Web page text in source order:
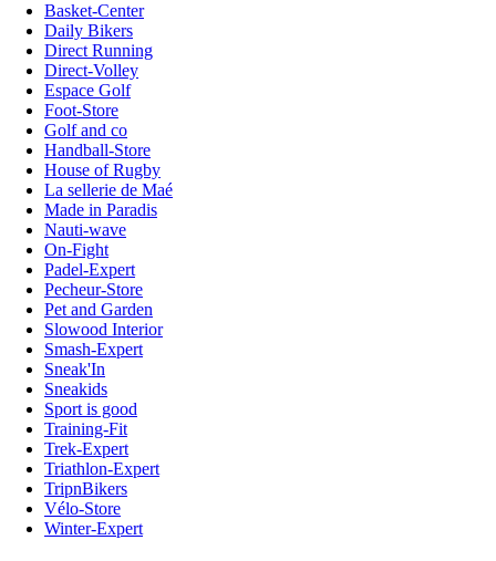
Basket-Center
Daily Bikers
Direct Running
Direct-Volley
Espace Golf
Foot-Store
Golf and co
Handball-Store
House of Rugby
La sellerie de Maé
Made in Paradis
Nauti-wave
On-Fight
Padel-Expert
Pecheur-Store
Pet and Garden
Slowood Interior
Smash-Expert
Sneak'In
Sneakids
Sport is good
Training-Fit
Trek-Expert
Triathlon-Expert
TripnBikers
Vélo-Store
Winter-Expert